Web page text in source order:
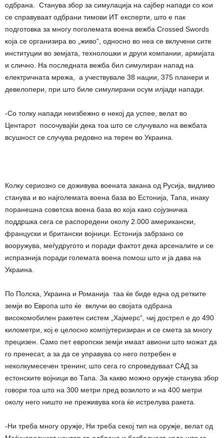
одбрана. Станува збор за симулација на сајбер напади со кои
се справуваат одбрани тимови ИТ експерти, што е пак
подготовка за многу поголемата воена вежба Crossed Swords
која се организира во „живо“, односно во неа се вклучени сите
институции во земјата, технолошки и други компании, армијата
и слично. На последната вежба бил симулиран напад на
електричната мрежа, а учествувале 38 нации, 375 планери и
девелопери, при што биле симулирани осум илјади напади.
-Со толку напади неизбежно е некој да успее, велат во
Центарот посочувајќи дека тоа што се случувало на вежбата
всушност се случува редовно на терен во Украина.
Колку сериозно се доживува воената закана од Русија, видливо
станува и во најголемата воена база во Естонија, Тапа, инаку
поранешна советска воена база во која како сојузничка
поддршка сега се распоредени околу 2.000 американски,
француски и британски војници. Естонија забрзано се
вооружува, меѓудругото и поради фактот дека арсеналите и се
испразнија поради големата воена помош што и ја дава на
Украина.
По Полска, Украина и Романија таа ќе биде една од ретките
земји во Европа што ќе вклучи во својата одбрана
високомобилен ракетен систем „Хајмерс“, чиј дострел е до 490
километри, кој е целосно компјутеризиран и се смета за многу
прецизен. Само пет европски земји имаат авиони што можат да
го пренесат, а за да се управува со него потребен е
неколкумесечен тренинг, што сега го спроведуваат САД за
естонските војници во Тапа. За какво можно оружје станува збор
говори тоа што на 300 метри пред возилото и на 400 метри
околу него ништо не преживува кога ќе истрелува ракета.
-Ни треба многу оружје, Ни треба секој тип на оружје, велат од